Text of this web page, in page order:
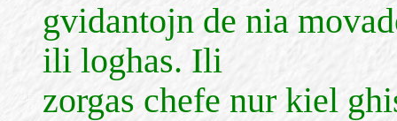
gvidantojn de nia
ili loghas. Ili
zorgas chefe nur kiel